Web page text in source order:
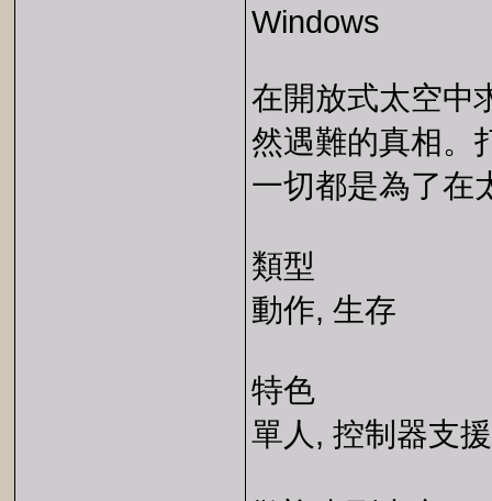
Windows
在開放式太空中
然遇難的真相。
一切都是為了在
類型
動作, 生存
特色
單人, 控制器支